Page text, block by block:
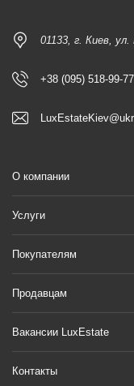
01133, г. Киев,
+38 (095) 518-99-77
О компании
Услуги
Покупателям
Продавцам
Вакансии LuxEstate
Контакты